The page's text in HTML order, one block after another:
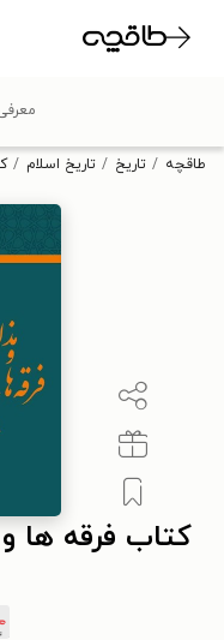
طاقچه تاریخ تاریخ اسلام
کتاب فرقه ها